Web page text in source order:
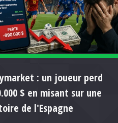
: un joueur perd
$ en misant sur une
de l'Espagne